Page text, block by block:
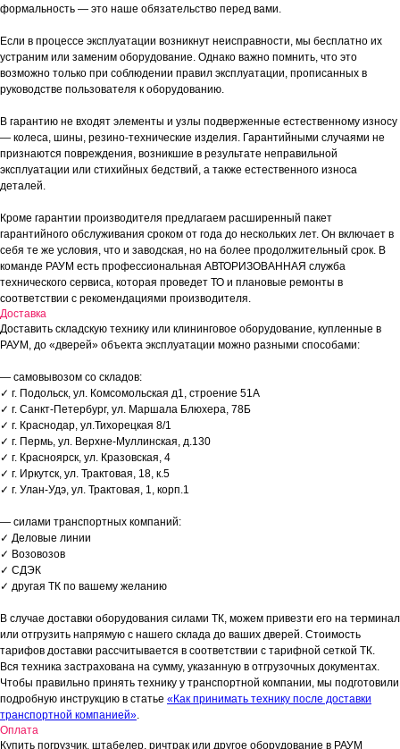
формальность — это наше обязательство перед вами.
Если в процессе эксплуатации возникнут неисправности, мы бесплатно их
устраним или заменим оборудование. Однако важно помнить, что это
возможно только при соблюдении правил эксплуатации, прописанных в
руководстве пользователя к оборудованию.
В гарантию не входят элементы и узлы подверженные естественному износу
— колеса, шины, резино-технические изделия. Гарантийными случаями не
признаются повреждения, возникшие в результате неправильной
эксплуатации или стихийных бедствий, а также естественного износа
деталей.
Кроме гарантии производителя предлагаем расширенный пакет
гарантийного обслуживания сроком от года до нескольких лет. Он включает в
себя те же условия, что и заводская, но на более продолжительный срок. В
команде РАУМ есть профессиональная АВТОРИЗОВАННАЯ служба
технического сервиса, которая проведет ТО и плановые ремонты в
соответствии с рекомендациями производителя.
Доставка
Доставить складскую технику или клининговое оборудование, купленные в
РАУМ, до «дверей» объекта эксплуатации можно разными способами:
— самовывозом со складов:
✓ г. Подольск, ул. Комсомольская д1, строение 51А
✓ г. Санкт-Петербург, ул. Маршала Блюхера, 78Б
✓ г. Краснодар, ул.Тихорецкая 8/1
✓ г. Пермь, ул. Верхне-Муллинская, д.130
✓ г. Красноярск, ул. Кразовская, 4
✓ г. Иркутск, ул. Трактовая, 18, к.5
✓ г. Улан-Удэ, ул. Трактовая, 1, корп.1
— силами транспортных компаний:
✓ Деловые линии
✓ Возовозов
✓ СДЭК
✓ другая ТК по вашему желанию
В случае доставки оборудования силами ТК, можем привезти его на терминал
или отгрузить напрямую с нашего склада до ваших дверей. Стоимость
тарифов доставки рассчитывается в соответствии с тарифной сеткой ТК.
Вся техника застрахована на сумму, указанную в отгрузочных документах.
Чтобы правильно принять технику у транспортной компании, мы подготовили
подробную инструкцию в статье «Как принимать технику после доставки
транспортной компанией».
Оплата
Купить погрузчик, штабелер, ричтрак или другое оборудование в РАУМ